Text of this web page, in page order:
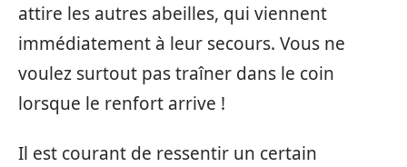
attire les autres abeilles, qui viennent
immédiatement à leur secours. Vous ne
voulez surtout pas traîner dans le coin
lorsque le renfort arrive !
Il est courant de ressentir un certain